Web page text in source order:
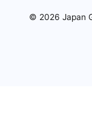
© 2026 Japan